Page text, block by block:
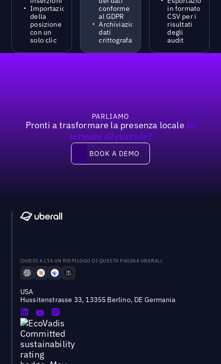
Importazione
della
posizione
con un
solo clic
conforme
al GDPR
Archiviazione
dati
crittografata
in formato
CSV per i
risultati
degli
audit
PARLIAMO
Pronti a trasformare la presenza locale In
termini di entrate?
Book a demo
BOOK A DEMO
CHIEDI A L'IA UN RIEPILOGO DI QUESTA PAGINA UBERALL
USA
Hussitenstrasse 33, 13355 Berlino, DE Germania